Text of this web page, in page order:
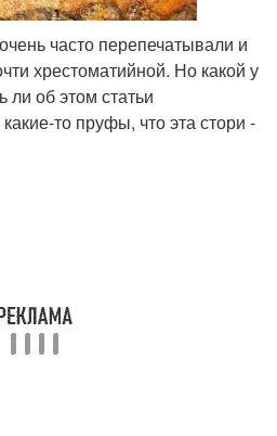
часто перепечатывали и
хрестоматийной. Но какой у
ли об этом статьи
то пруфы, что эта стори -